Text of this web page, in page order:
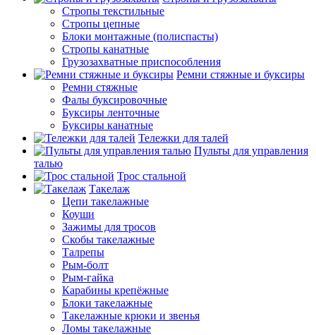
Стропы текстильные
Стропы цепные
Блоки монтажные (полиспасты)
Стропы канатные
Грузозахватные приспособления
Ремни стяжные и буксиры
Ремни стяжные
Фалы буксировочные
Буксиры ленточные
Буксиры канатные
Тележки для талей
Пульты для управления
талью
Трос стальной
Такелаж
Цепи такелажные
Коуши
Зажимы для тросов
Скобы такелажные
Талрепы
Рым-болт
Рым-гайка
Карабины крепёжные
Блоки такелажные
Такелажные крюки и звенья
Ломы такелажные